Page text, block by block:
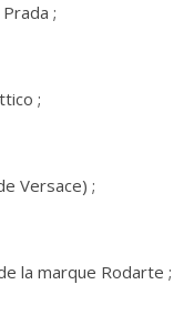
;
;
Versace) ;
la marque Rodarte ;